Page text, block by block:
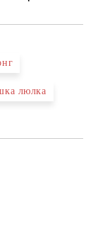
люлка